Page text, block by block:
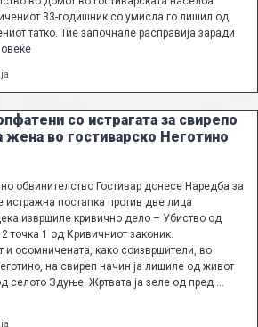
33-годишник со умисла го лишил од
татко. Тие започнале расправија заради
со истрагата за свирепо
жена во гостиварско Неготино
обвинителство Гостивар донесе Наредба за
истражна постапка против две лица
извршиле кривично дело – Убиство од
точка 1 од Кривичниот законик.
и осомничената, како соизвршители, во
на свиреп начин ја лишиле од живот
селото Здуње. Жртвата ја зеле од пред …